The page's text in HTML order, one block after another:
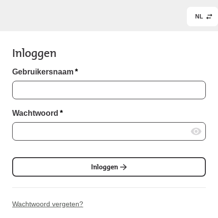
NL
Inloggen
Gebruikersnaam*
Wachtwoord *
Inloggen
Wachtwoord vergeten?